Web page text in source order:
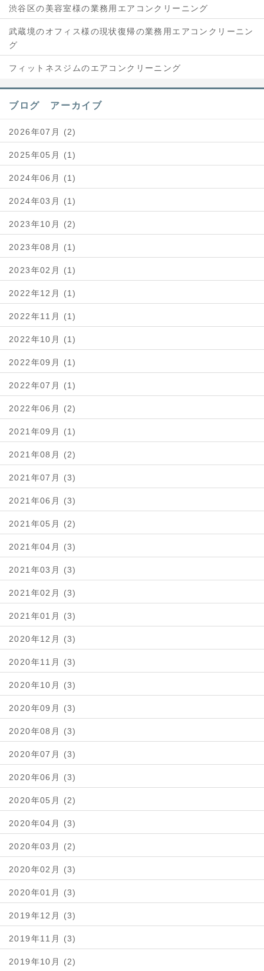
渋谷区の美容室様の業務用エアコンクリーニング
武蔵境のオフィス様の現状復帰の業務用エアコンクリーニン
グ
フィットネスジムのエアコンクリーニング
ブログ アーカイブ
2026年07月 (2)
2025年05月 (1)
2024年06月 (1)
2024年03月 (1)
2023年10月 (2)
2023年08月 (1)
2023年02月 (1)
2022年12月 (1)
2022年11月 (1)
2022年10月 (1)
2022年09月 (1)
2022年07月 (1)
2022年06月 (2)
2021年09月 (1)
2021年08月 (2)
2021年07月 (3)
2021年06月 (3)
2021年05月 (2)
2021年04月 (3)
2021年03月 (3)
2021年02月 (3)
2021年01月 (3)
2020年12月 (3)
2020年11月 (3)
2020年10月 (3)
2020年09月 (3)
2020年08月 (3)
2020年07月 (3)
2020年06月 (3)
2020年05月 (2)
2020年04月 (3)
2020年03月 (2)
2020年02月 (3)
2020年01月 (3)
2019年12月 (3)
2019年11月 (3)
2019年10月 (2)